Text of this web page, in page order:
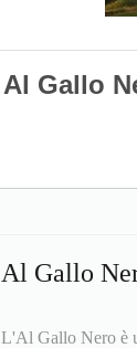
Al Gallo
Al Gallo
L'Al Gallo Nero è